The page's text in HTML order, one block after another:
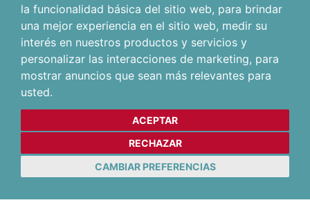
la funcionalidad básica del sitio web, para brindar
una mejor experiencia en el sitio web, medir su
interés en nuestros productos y servicios y
personalizar las interacciones de marketing, para
mostrar anuncios que sean más relevantes para
usted.
ACEPTAR
RECHAZAR
CAMBIAR PREFERENCIAS